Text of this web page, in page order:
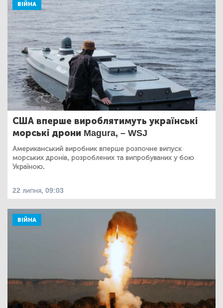
ВІЙНА
США вперше вироблятимуть українські
морські дрони Magura, – WSJ
Американський виробник вперше розпочне випуск
морських дронів, розроблених та випробуваних у бою
Україною.
22 липня, 09:03
ВІЙНА